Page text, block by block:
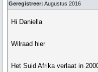
Geregistreer: Augustus 2016
Hi Daniella
Wilraad hier
Het Suid Afrika verlaat in